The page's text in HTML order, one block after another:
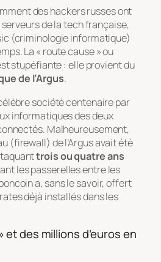
des hackers russes ont
de la tech française,
(criminologie informatique)
La « route cause » ou
stupéfiante : elle provient du
de l’Argus.
société centenaire par
informatiques des deux
Malheureusement,
(firewall) de l’Argus avait été
trois ou quatre ans
les passerelles entre les
a, sans le savoir, offert
déjà installés dans les
et des millions d’euros en